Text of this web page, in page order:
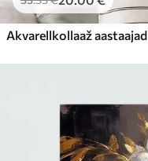
Akvarellkollaaž aastaajad